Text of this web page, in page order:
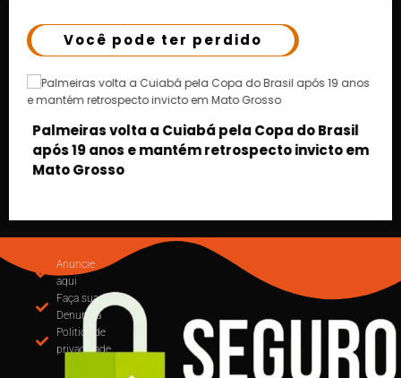
Você pode ter perdido
Brasil
em
MUDANÇA NA EMISSÃO DE NOTAS: CUIABÁ
OBRIGA USO DO EMISSOR NACIONAL DE
PARTIR DE SETEMBRO